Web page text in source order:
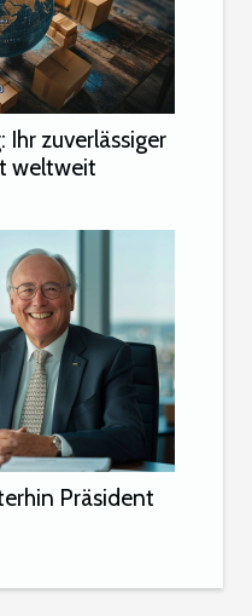
Ihr zuverlässiger
weltweit
Präsident